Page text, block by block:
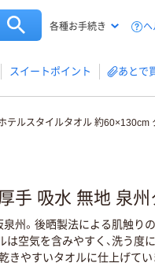
各種お手続き ヘ
スイートポイント あとで
テルスタイルタオル 約60×130cm
手 吸水 無地 泉州
州。後晒製法による肌触り
空気を含みやすく、洗う度
きやすいタオルに仕上げてい